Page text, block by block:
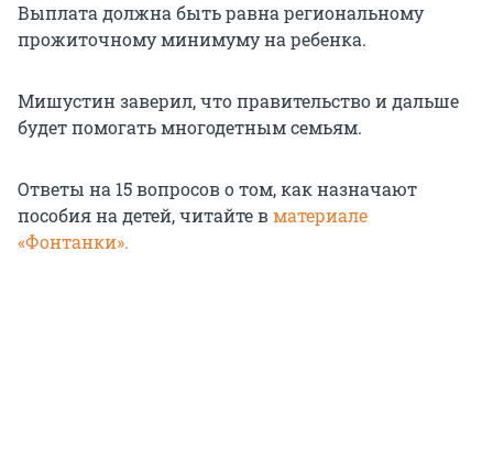
Выплата должна быть равна региональному
прожиточному минимуму на ребенка.
Мишустин заверил, что правительство и дальше
будет помогать многодетным семьям.
Ответы на 15 вопросов о том, как назначают
пособия на детей, читайте вматериале
«Фонтанки».